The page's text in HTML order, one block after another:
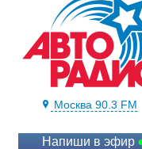
Москва 90.3 FM
Напиши в эфир